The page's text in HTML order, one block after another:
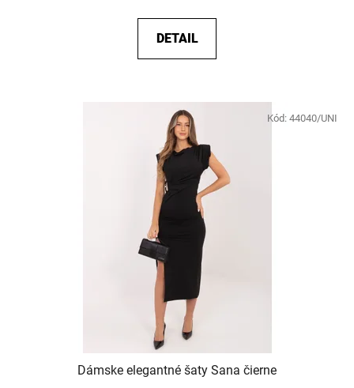
DETAIL
Dámske elegantné šaty Sana čierne
Kód: 44040/UNI